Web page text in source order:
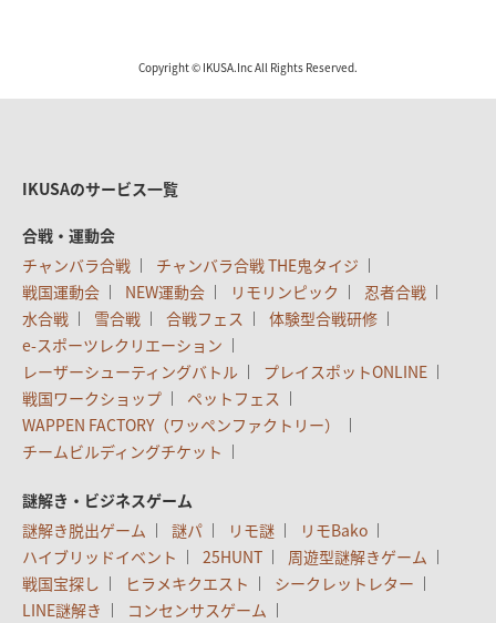
Copyright © IKUSA.Inc All Rights Reserved.
IKUSAのサービス一覧
合戦・運動会
チャンバラ合戦
チャンバラ合戦 THE鬼タイジ
戦国運動会
NEW運動会 リモリンピック
忍者合戦
水合戦
雪合戦 合戦フェス
体験型合戦研修
e-スポーツレクリエーション
レーザーシューティングバトル
プレイスポットONLINE
戦国ワークショップ
ペットフェス
WAPPEN FACTORY（ワッペンファクトリー）
チームビルディングチケット
謎解き・ビジネスゲーム
謎解き脱出ゲーム
謎パ リモ謎
リモBako
ハイブリッドイベント
25HUNT
周遊型謎解きゲーム
戦国宝探し
ヒラメキクエスト
シークレットレター
LINE謎解き
コンセンサスゲーム